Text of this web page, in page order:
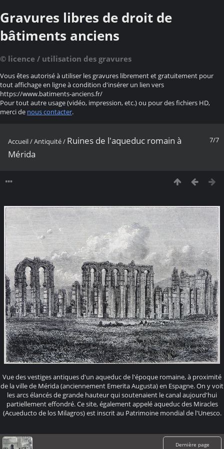
Gravures libres de droit de
bâtiments anciens
© licence / utilisation des gravures
Vous êtes autorisé à utiliser les gravures librement et gratuitement pour
tout affichage en ligne à condition d'insérer un lien vers
https://www.batiments-anciens.fr/
Pour tout autre usage (vidéo, impression, etc.) ou pour des fichiers HD,
merci de nous contacter.
7/7
Accueil/Antiquité/ Ruines de l'aqueduc romain à
Mérida
Vue des vestiges antiques d'un aqueduc de l'époque romaine, à proximité
de la ville de Mérida (anciennement Emerita Augusta) en Espagne. On y voit
les arcs élancés de grande hauteur qui soutenaient le canal aujourd'hui
partiellement effondré. Ce site, également appelé aqueduc des Miracles
(Acueducto de los Milagros) est inscrit au Patrimoine mondial de l'Unesco.
Dernière page